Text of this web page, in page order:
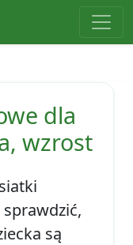
dla
wzrost
siatki
są